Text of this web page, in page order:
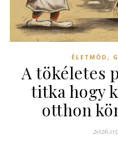
ÉLETMÓD ,
A tökéletes
titka hogy
otthon